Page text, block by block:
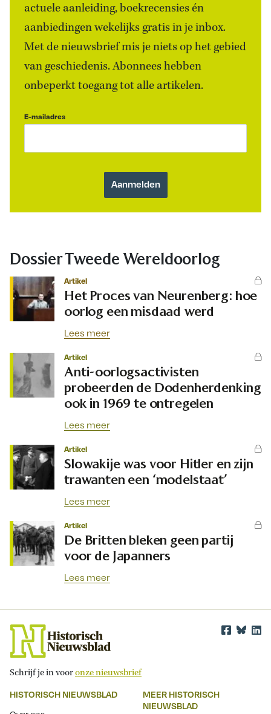
actuele aanleiding, boekrecensies én
aanbiedingen wekelijks gratis in je inbox.
Met de nieuwsbrief mis je niets op het gebied
van geschiedenis. Abonnees hebben
onbeperkt toegang tot alle artikelen.
E-mailadres
Dossier Tweede Wereldoorlog
Artikel
Het Proces van Neurenberg: hoe
oorlog een misdaad werd
Lees meer
Artikel
Anti-oorlogsactivisten
probeerden de Dodenherdenking
ook in 1969 te ontregelen
Lees meer
Artikel
Slowakije was voor Hitler en zijn
trawanten een ‘modelstaat’
Lees meer
Artikel
De Britten bleken geen partij
voor de Japanners
Lees meer
Schrijf je in vooronze nieuwsbrief
HISTORISCH NIEUWSBLAD
MEER HISTORISCH
NIEUWSBLAD